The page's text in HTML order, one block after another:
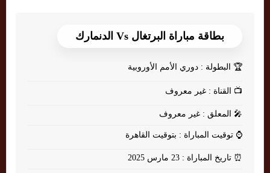
بطاقة مباراة البرتغال Vs الدنمارك
🏆 البطولة : دوري الأمم الأوروبية
📺 القناة : غير معروف
🎤 المعلق : غير معروف
⌚ توقيت المباراة : بتوقيت القاهرة
⏰ تاريخ المباراة : 23 مارس 2025